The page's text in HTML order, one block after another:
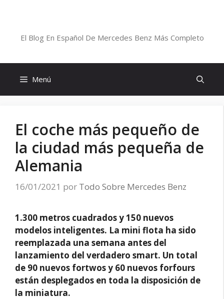
El Blog En Español De Mercedes Benz Más Completo
Menú
El coche más pequeño de
la ciudad más pequeña de
Alemania
16/01/2021 por Todo Sobre Mercedes Benz
1.300 metros cuadrados y 150 nuevos
modelos inteligentes. La mini flota ha sido
reemplazada una semana antes del
lanzamiento del verdadero smart. Un total
de 90 nuevos fortwos y 60 nuevos forfours
están desplegados en toda la disposición de
la miniatura.